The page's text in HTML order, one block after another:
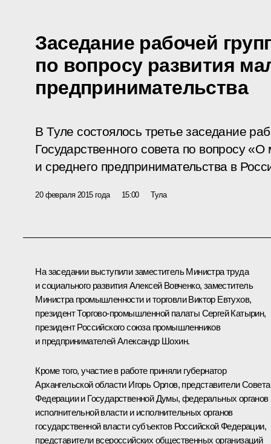
Заседание рабочей
по вопросу развития
предпринимательства
В Туле состоялось третье заседание
Государственного совета по вопросу
и среднего предпринимательства в
20 февраля 2015 года 15:00 Тула
На заседании выступили заместитель Министра труда
и социального развития Алексей Вовченко, заместитель
Министра промышленности и торговли Виктор Евтухов,
президент Торгово-промышленной палаты Сергей Катырин,
президент Российского союза промышленников
и предпринимателей Александр Шохин.
Кроме того, участие в работе приняли губернатор
Архангельской области Игорь Орлов, представители Совета
Федерации и Государственной Думы, федеральных органов
исполнительной власти и исполнительных органов
государственной власти субъектов Российской Федерации,
представители всероссийских общественных организаций